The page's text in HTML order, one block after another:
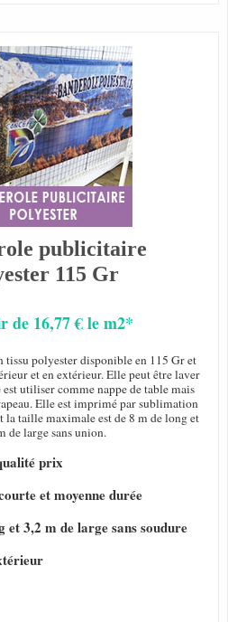
publicitaire
115 Gr
de 16,77 € le m2*
tissu polyester disponible en 115 Gr et
et en extérieur. Elle peut être laver
est utiliser comme nappe de table mais
Elle est imprimé par sublimation
taille maximale est de 8 m de long et
de large sans union.
prix
et moyenne durée
et 3,2 m de large sans soudure